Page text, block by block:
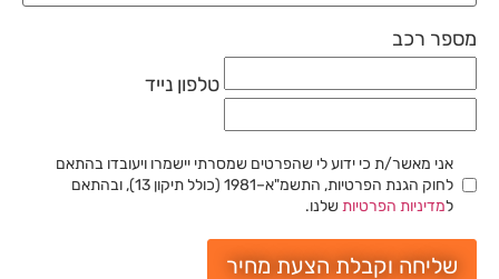
מספר רכב
טלפון נייד
אני מאשר/ת כי ידוע לי שהפרטים שמסרתי יישמרו ויעובדו בהתאם
לחוק הגנת הפרטיות, התשמ"א–1981 (כולל תיקון 13), ובהתאם
למדיניות הפרטיות שלנו.
שליחה וקבלת הצעת מחיר